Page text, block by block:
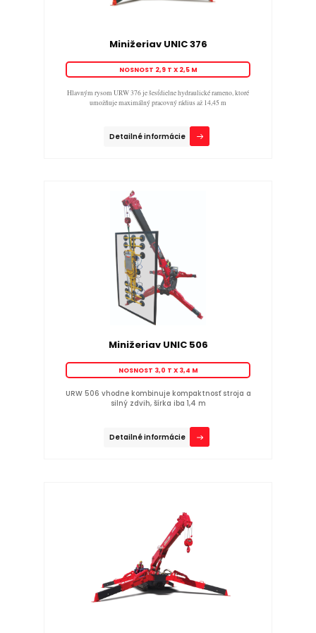
Minižeriav UNIC 376
NOSNOST 2,9 T X 2,5 M
Hlavným rysom URW 376 je šesťdielne hydraulické rameno, ktoré
umožňuje maximálný pracovný rádius až 14,45 m
Detailné informácie
Minižeriav UNIC 506
NOSNOST 3,0 T X 3,4 M
URW 506 vhodne kombinuje kompaktnosť stroja a
silný zdvih, šírka iba 1,4 m
Detailné informácie